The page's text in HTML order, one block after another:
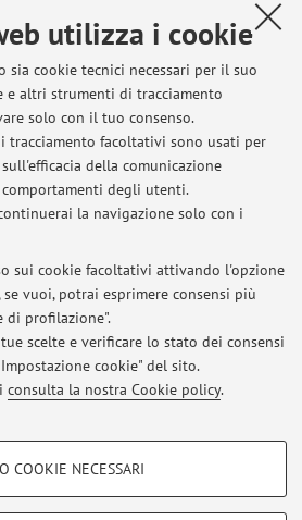
utilizza i cookie
sia cookie tecnici necessari per il suo
e altri strumenti di tracciamento
solo con il tuo consenso.
tracciamento facoltativi sono usati per
della comunicazione
degli utenti.
la navigazione solo con i
sui cookie facoltativi attivando l'opzione
se vuoi, potrai esprimere consensi più
di profilazione".
scelte e verificare lo stato dei consensi
cookie" del sito.
consulta la nostra Cookie policy.
- FACOLTATIVI
COOKIE NECESSARI
i giorni dal lunedì al
situato al 2° piano, ala nord, viale
richiesto al seguente indirizzo
Ultimi avvisi
non sono presenti avvisi.
tutti i contenuti del sito.